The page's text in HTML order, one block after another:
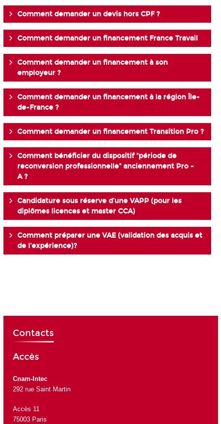
Comment demander un devis hors CPF ?
Comment demander un financement France Travail
Comment demander un financement à son
employeur ?
Comment demander un financement à la région Île-
de-France ?
Comment demander un financement Transition Pro ?
Comment bénéficier du dispositif "période de
reconversion professionnelle" anciennement Pro -
A ?
Candidature sous réserve d’une VAPP (pour les
diplômes licences et master CCA)
Comment préparer une VAE (validation des acquis et
de l'expérience)?
Contacts
Accès
Cnam-Intec
292 rue Saint Martin
Accès 11
75003 Paris